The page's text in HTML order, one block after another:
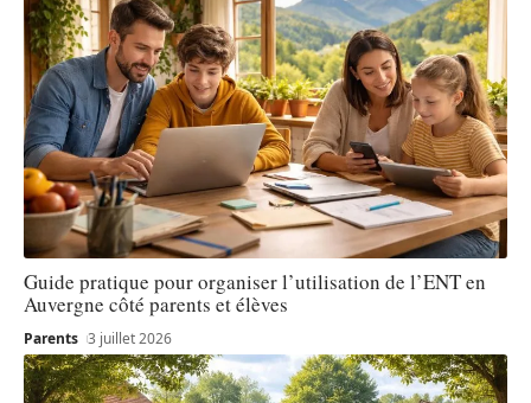
Guide pratique pour organiser l’utilisation de l’ENT en
Auvergne côté parents et élèves
Parents 3 juillet 2026